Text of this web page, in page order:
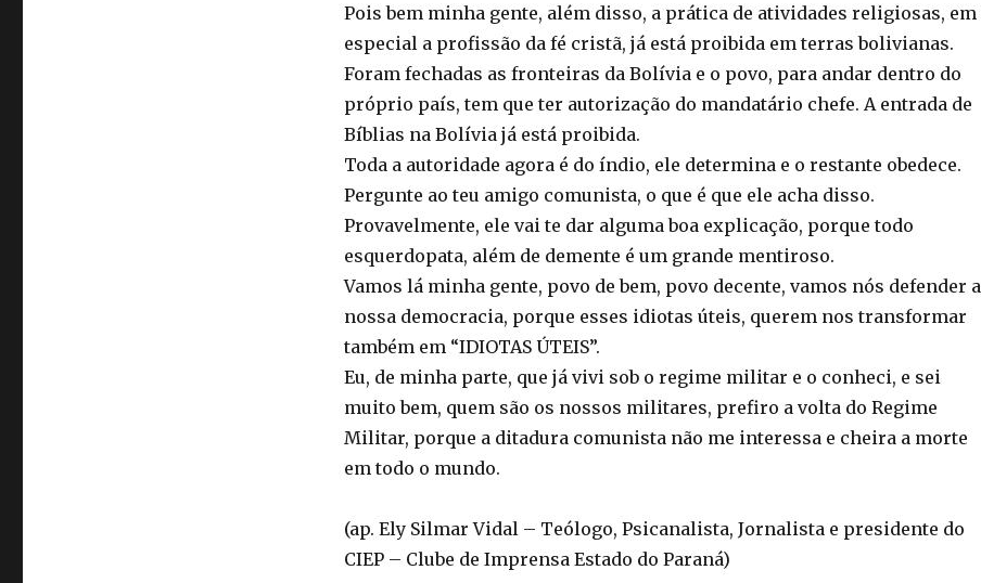
Pois bem minha gente, além disso, a prática de atividades religiosas, em
especial a profissão da fé cristã, já está proibida em terras bolivianas.
Foram fechadas as fronteiras da Bolívia e o povo, para andar dentro do
próprio país, tem que ter autorização do mandatário chefe. A entrada de
Bíblias na Bolívia já está proibida.
Toda a autoridade agora é do índio, ele determina e o restante obedece.
Pergunte ao teu amigo comunista, o que é que ele acha disso.
Provavelmente, ele vai te dar alguma boa explicação, porque todo
esquerdopata, além de demente é um grande mentiroso.
Vamos lá minha gente, povo de bem, povo decente, vamos nós defender a
nossa democracia, porque esses idiotas úteis, querem nos transformar
também em “IDIOTAS ÚTEIS”.
Eu, de minha parte, que já vivi sob o regime militar e o conheci, e sei
muito bem, quem são os nossos militares, prefiro a volta do Regime
Militar, porque a ditadura comunista não me interessa e cheira a morte
em todo o mundo.
(ap. Ely Silmar Vidal – Teólogo, Psicanalista, Jornalista e presidente do
CIEP – Clube de Imprensa Estado do Paraná)